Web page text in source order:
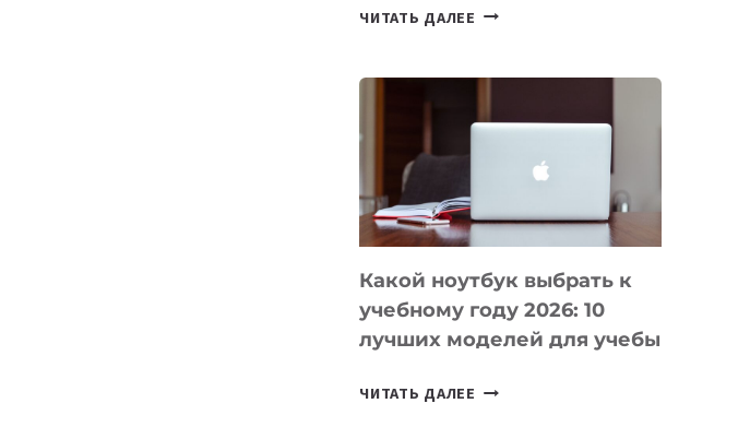
ЧИТАТЬ ДАЛЕЕ
КОТОРЫЕ
СОЗДАВАТЬ
БЕЗ
КОДА
Какой ноутбук выбрать к
учебному году 2026: 10
лучших моделей для учебы
ЧИТАТЬ ДАЛЕЕ КАКОЙ